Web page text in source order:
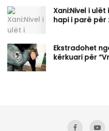
Xani:Nivel i
hapi i parë për
Ekstradohet
kërkuari për